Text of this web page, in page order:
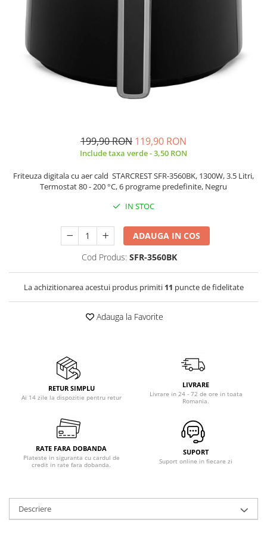
Aparate frigorifice incorporabile
Cuptoare cu microunde
Hote incorporabile
Plite incorporabile
Vitrine frigorifice
Vitrine pentru vinuri
Aparate de bucatarie
Aparate de gatit cu aburi
Aparate de preparat desert
Aparate de vidat
Grătare electrice
Masini de paine
Masini de tocat
Mixere
Rasnite condimente
Razatoare
199,90 RON 119,90 RON
Include taxa verde - 3,50 RON
Friteuza digitala cu aer cald STARCREST SFR-3560BK, 1300W, 3.5 Litri,
Termostat 80 - 200 °C, 6 programe predefinite, Negru
IN STOC
ADAUGA IN COS
Cod Produs: SFR-3560BK
La achizitionarea acestui produs primiti 11 puncte de fidelitate
Adauga la Favorite
RETUR SIMPLU
Ai 14 zile la dispozitie pentru retur
LIVRARE
Livrare in 24 - 72 de ore in toata
Romania.
RATE FARA DOBANDA
Plateste in siguranta cu cardul de
credit in rate fara dobanda.
SUPORT
Suport online in fiecare zi
Descriere